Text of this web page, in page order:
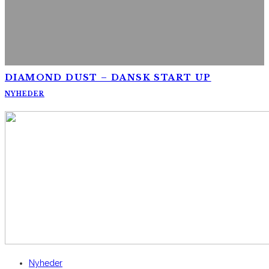
DIAMOND DUST – DANSK START UP
NYHEDER
Nyheder